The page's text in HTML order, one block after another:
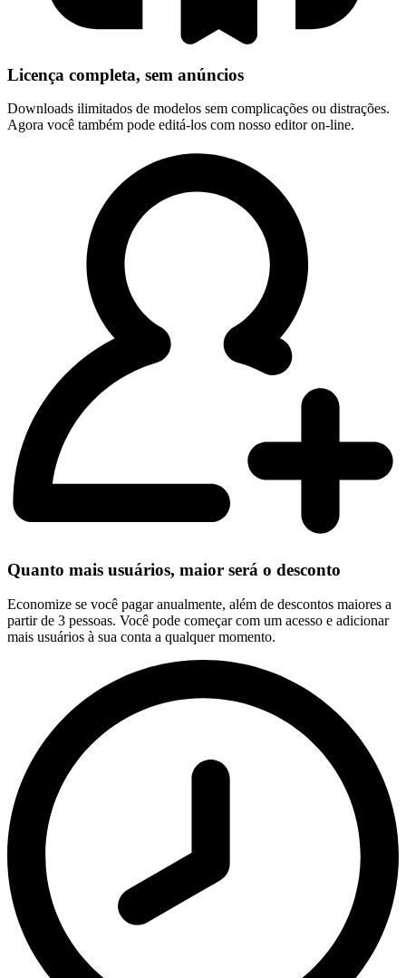
Licença completa, sem anúncios
Downloads ilimitados de modelos sem complicações ou distrações.
Agora você também pode editá-los com nosso editor on-line.
Quanto mais usuários, maior será o desconto
Economize se você pagar anualmente, além de descontos maiores a
partir de 3 pessoas. Você pode começar com um acesso e adicionar
mais usuários à sua conta a qualquer momento.